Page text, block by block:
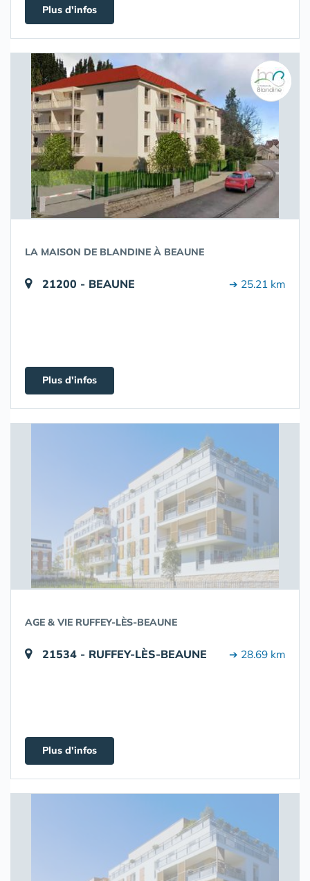
Plus d'infos
LA MAISON DE BLANDINE À BEAUNE
21200 - BEAUNE ➔ 25.21 km
Plus d'infos
AGE & VIE RUFFEY-LÈS-BEAUNE
21534 - RUFFEY-LÈS-BEAUNE ➔ 28.69 km
Plus d'infos